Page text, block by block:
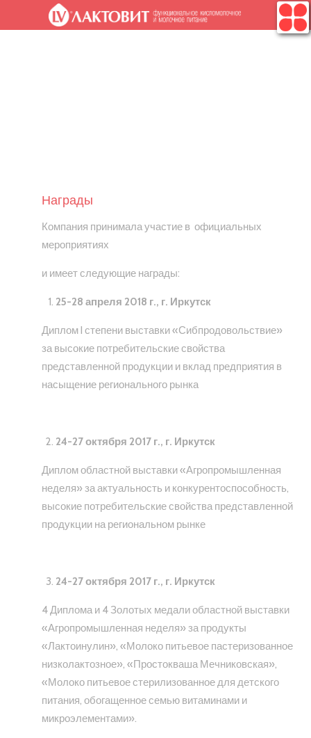
Награды
Компания принимала участие в официальных
мероприятиях
и имеет следующие награды:
25-28 апреля 2018 г., г. Иркутск
Диплом I степени выставки «Сибпродовольствие»
за высокие потребительские свойства
представленной продукции и вклад предприятия в
насыщение регионального рынка
24-27 октября 2017 г., г. Иркутск
Диплом областной выставки «Агропромышленная
неделя» за актуальность и конкурентоспособность,
высокие потребительские свойства представленной
продукции на региональном рынке
24-27 октября 2017 г., г. Иркутск
4 Диплома и 4 Золотых медали областной выставки
«Агропромышленная неделя» за продукты
«Лактоинулин», «Молоко питьевое пастеризованное
низколактозное», «Простокваша Мечниковская»,
«Молоко питьевое стерилизованное для детского
питания, обогащенное семью витаминами и
микроэлементами».